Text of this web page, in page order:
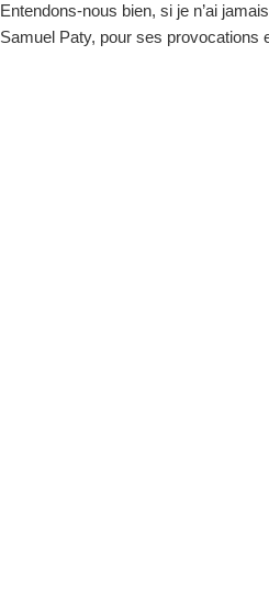
Entendons-nous bien, si je n’ai
Samuel Paty, pour ses provocations